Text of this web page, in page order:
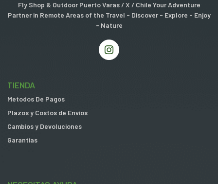
Fly Shop & Outdoor Puerto Varas / X / Chile Your Adventure
Partner in Remote Areas of the Travel - Discover - Explore - Enjoy
- Nature
TIENDA
Metodos De Pagos
Plazos y Costos de Envios
Cambios y Devoluciones
Garantias